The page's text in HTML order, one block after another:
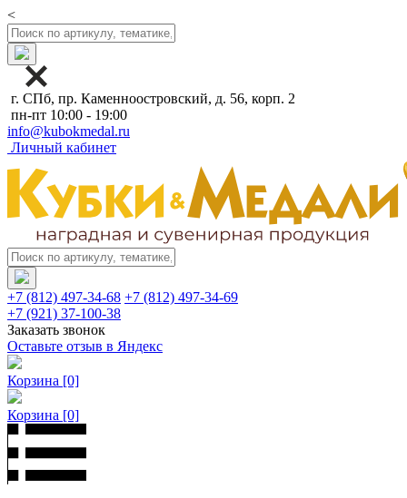
<
г. СПб, пр. Каменноостровский, д. 56, корп. 2
пн-пт 10:00 - 19:00
info@kubokmedal.ru
Личный кабинет
+7 (812) 497-34-68 +7 (812) 497-34-69
+7 (921) 37-100-38
Заказать звонок
Оставьте отзыв в Яндекс
Корзина [0]
Корзина [0]